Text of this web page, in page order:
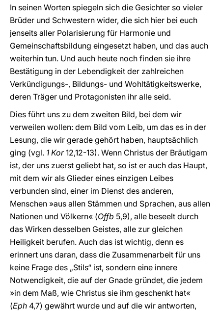
In seinen Worten spiegeln sich die Gesichter so vieler
Brüder und Schwestern wider, die sich hier bei euch
jenseits aller Polarisierung für Harmonie und
Gemeinschaftsbildung eingesetzt haben, und das auch
weiterhin tun. Und auch heute noch finden sie ihre
Bestätigung in der Lebendigkeit der zahlreichen
Verkündigungs-, Bildungs- und Wohltätigkeitswerke,
deren Träger und Protagonisten ihr alle seid.
Dies führt uns zu dem zweiten Bild, bei dem wir
verweilen wollen: dem Bild vom Leib, um das es in der
Lesung, die wir gerade gehört haben, hauptsächlich
ging (vgl. 1 Kor12,12-13). Wenn Christus der Bräutigam
ist, der uns zuerst geliebt hat, so ist er auch das Haupt,
mit dem wir als Glieder eines einzigen Leibes
verbunden sind, einer im Dienst des anderen,
Menschen »aus allen Stämmen und Sprachen, aus allen
Nationen und Völkern« (Offb 5,9), alle beseelt durch
das Wirken desselben Geistes, alle zur gleichen
Heiligkeit berufen. Auch das ist wichtig, denn es
erinnert uns daran, dass die Zusammenarbeit für uns
keine Frage des „Stils“ ist, sondern eine innere
Notwendigkeit, die auf der Gnade gründet, die jedem
»in dem Maß, wie Christus sie ihm geschenkt hat«
(Eph 4,7) gewährt wurde und auf die wir antworten,